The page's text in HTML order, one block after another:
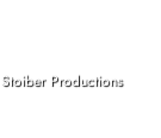
Productions